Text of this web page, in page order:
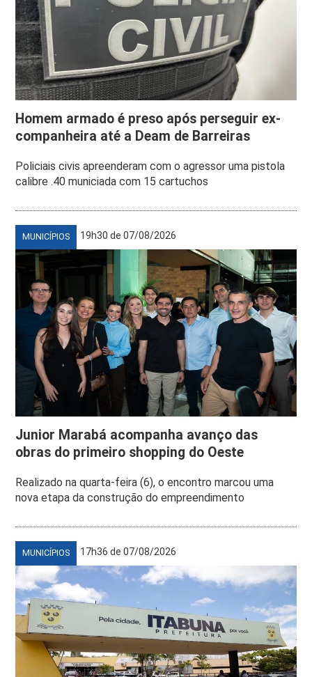
Homem armado é preso após perseguir ex-
companheira até a Deam de Barreiras
Policiais civis apreenderam com o agressor uma pistola
calibre .40 municiada com 15 cartuchos
MUNICÍPIOS 19h30 de 07/08/2026
Junior Marabá acompanha avanço das
obras do primeiro shopping do Oeste
Realizado na quarta-feira (6), o encontro marcou uma
nova etapa da construção do empreendimento
MUNICÍPIOS 17h36 de 07/08/2026